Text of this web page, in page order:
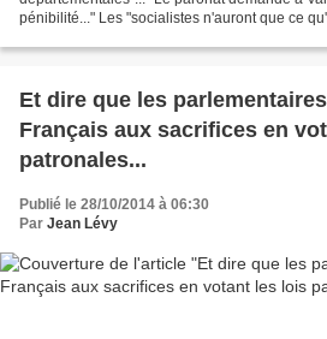
pénibilité..." Les "socialistes n'auront que ce
Et dire que les
Français aux sacrifices en
patronales...
Publié le 28/10/2014 à 06:30
Par Jean Lévy